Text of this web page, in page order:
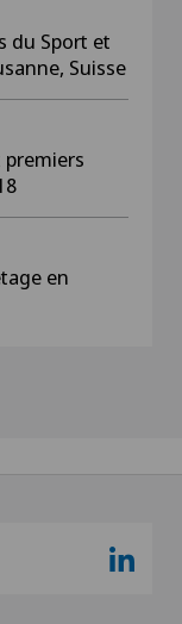
du Sport et
Suisse
premiers
en